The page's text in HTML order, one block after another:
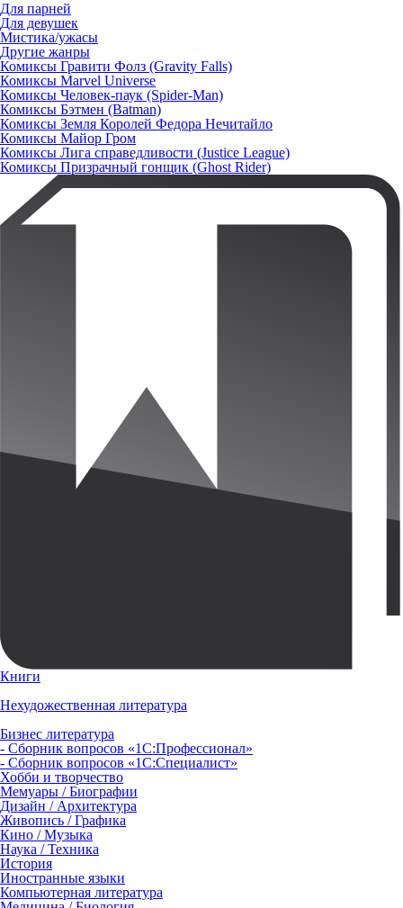
Для парней
Для девушек
Мистика/ужасы
Другие жанры
Комиксы Гравити Фолз (Gravity Falls)
Комиксы Marvel Universe
Комиксы Человек-паук (Spider-Man)
Комиксы Бэтмен (Batman)
Комиксы Земля Королей Федора Нечитайло
Комиксы Майор Гром
Комиксы Лига справедливости (Justice League)
Комиксы Призрачный гонщик (Ghost Rider)
Книги
Нехудожественная литература
Бизнес литература
- Сборник вопросов «1С:Профессионал»
- Сборник вопросов «1С:Специалист»
Хобби и творчество
Мемуары / Биографии
Дизайн / Архитектура
Живопись / Графика
Кино / Музыка
Наука / Техника
История
Иностранные языки
Компьютерная литература